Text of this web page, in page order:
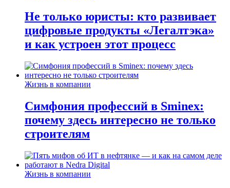
Не только юристы: кто развивает
цифровые продукты «Легалтэка»
и как устроен этот процесс
Жизнь в компании
Симфония профессий в Sminex:
почему здесь интересно не только
строителям
Жизнь в компании